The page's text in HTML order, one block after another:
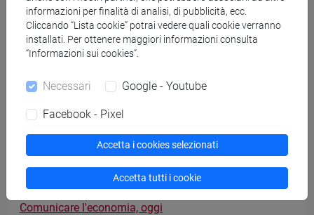
Corso di public speaking
Communicating your science
leadership
La scienza approda su Instagram
Brevetti: il linguaggio delle invenzioni
Comunicare l'economia, oggi
informazioni per finalità di analisi, di pubblicità, ecc.
Cliccando “Lista cookie” potrai vedere quali cookie verranno
installati. Per ottenere maggiori informazioni consulta
“Informazioni sui cookies”.
Necessari Google - Youtube
Facebook - Pixel
Accetta i cookies selezionati
Accetta tutti i cookie